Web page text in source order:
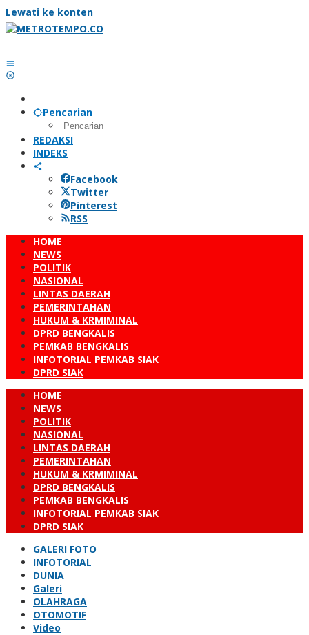
Lewati ke konten
Pencarian
REDAKSI
INDEKS
Facebook
Twitter
Pinterest
RSS
HOME
NEWS
POLITIK
NASIONAL
LINTAS DAERAH
PEMERINTAHAN
HUKUM & KRMIMINAL
DPRD BENGKALIS
PEMKAB BENGKALIS
INFOTORIAL PEMKAB SIAK
DPRD SIAK
HOME
NEWS
POLITIK
NASIONAL
LINTAS DAERAH
PEMERINTAHAN
HUKUM & KRMIMINAL
DPRD BENGKALIS
PEMKAB BENGKALIS
INFOTORIAL PEMKAB SIAK
DPRD SIAK
GALERI FOTO
INFOTORIAL
DUNIA
Galeri
OLAHRAGA
OTOMOTIF
Video